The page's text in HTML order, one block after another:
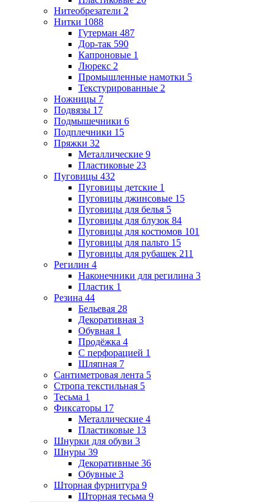
Нитеобрезатели 2
Нитки 1088
Гутерман 487
Дор-так 590
Капроновые 1
Люрекс 2
Промышленные намотки 5
Текстурированные 2
Ножницы 7
Подвязы 17
Подмышечники 6
Подплечники 15
Пряжки 32
Металлические 9
Пластиковые 23
Пуговицы 432
Пуговицы детские 1
Пуговицы джинсовые 15
Пуговицы для белья 5
Пуговицы для блузок 84
Пуговицы для костюмов 101
Пуговицы для пальто 15
Пуговицы для рубашек 211
Регилин 4
Наконечники для регилина 3
Пластик 1
Резина 44
Бельевая 28
Декоративная 3
Обувная 1
Продёжка 4
С перфорацией 1
Шляпная 7
Сантиметровая лента 5
Стропа текстильная 5
Тесьма 1
Фиксаторы 17
Металлические 4
Пластиковые 13
Шнурки для обуви 3
Шнуры 39
Декоративные 36
Обувные 3
Шторная фурнитура 9
Шторная тесьма 9